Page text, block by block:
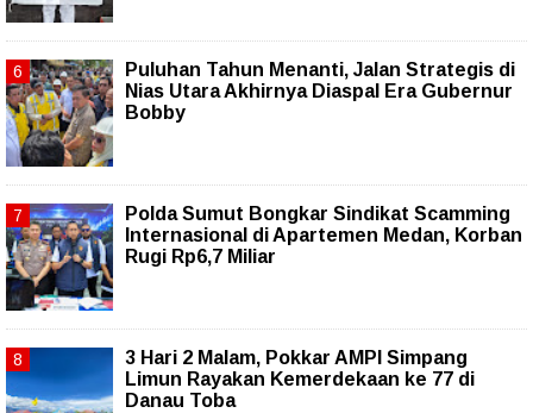
Puluhan Tahun Menanti, Jalan Strategis di
Nias Utara Akhirnya Diaspal Era Gubernur
Bobby
Polda Sumut Bongkar Sindikat Scamming
Internasional di Apartemen Medan, Korban
Rugi Rp6,7 Miliar
3 Hari 2 Malam, Pokkar AMPI Simpang
Limun Rayakan Kemerdekaan ke 77 di
Danau Toba